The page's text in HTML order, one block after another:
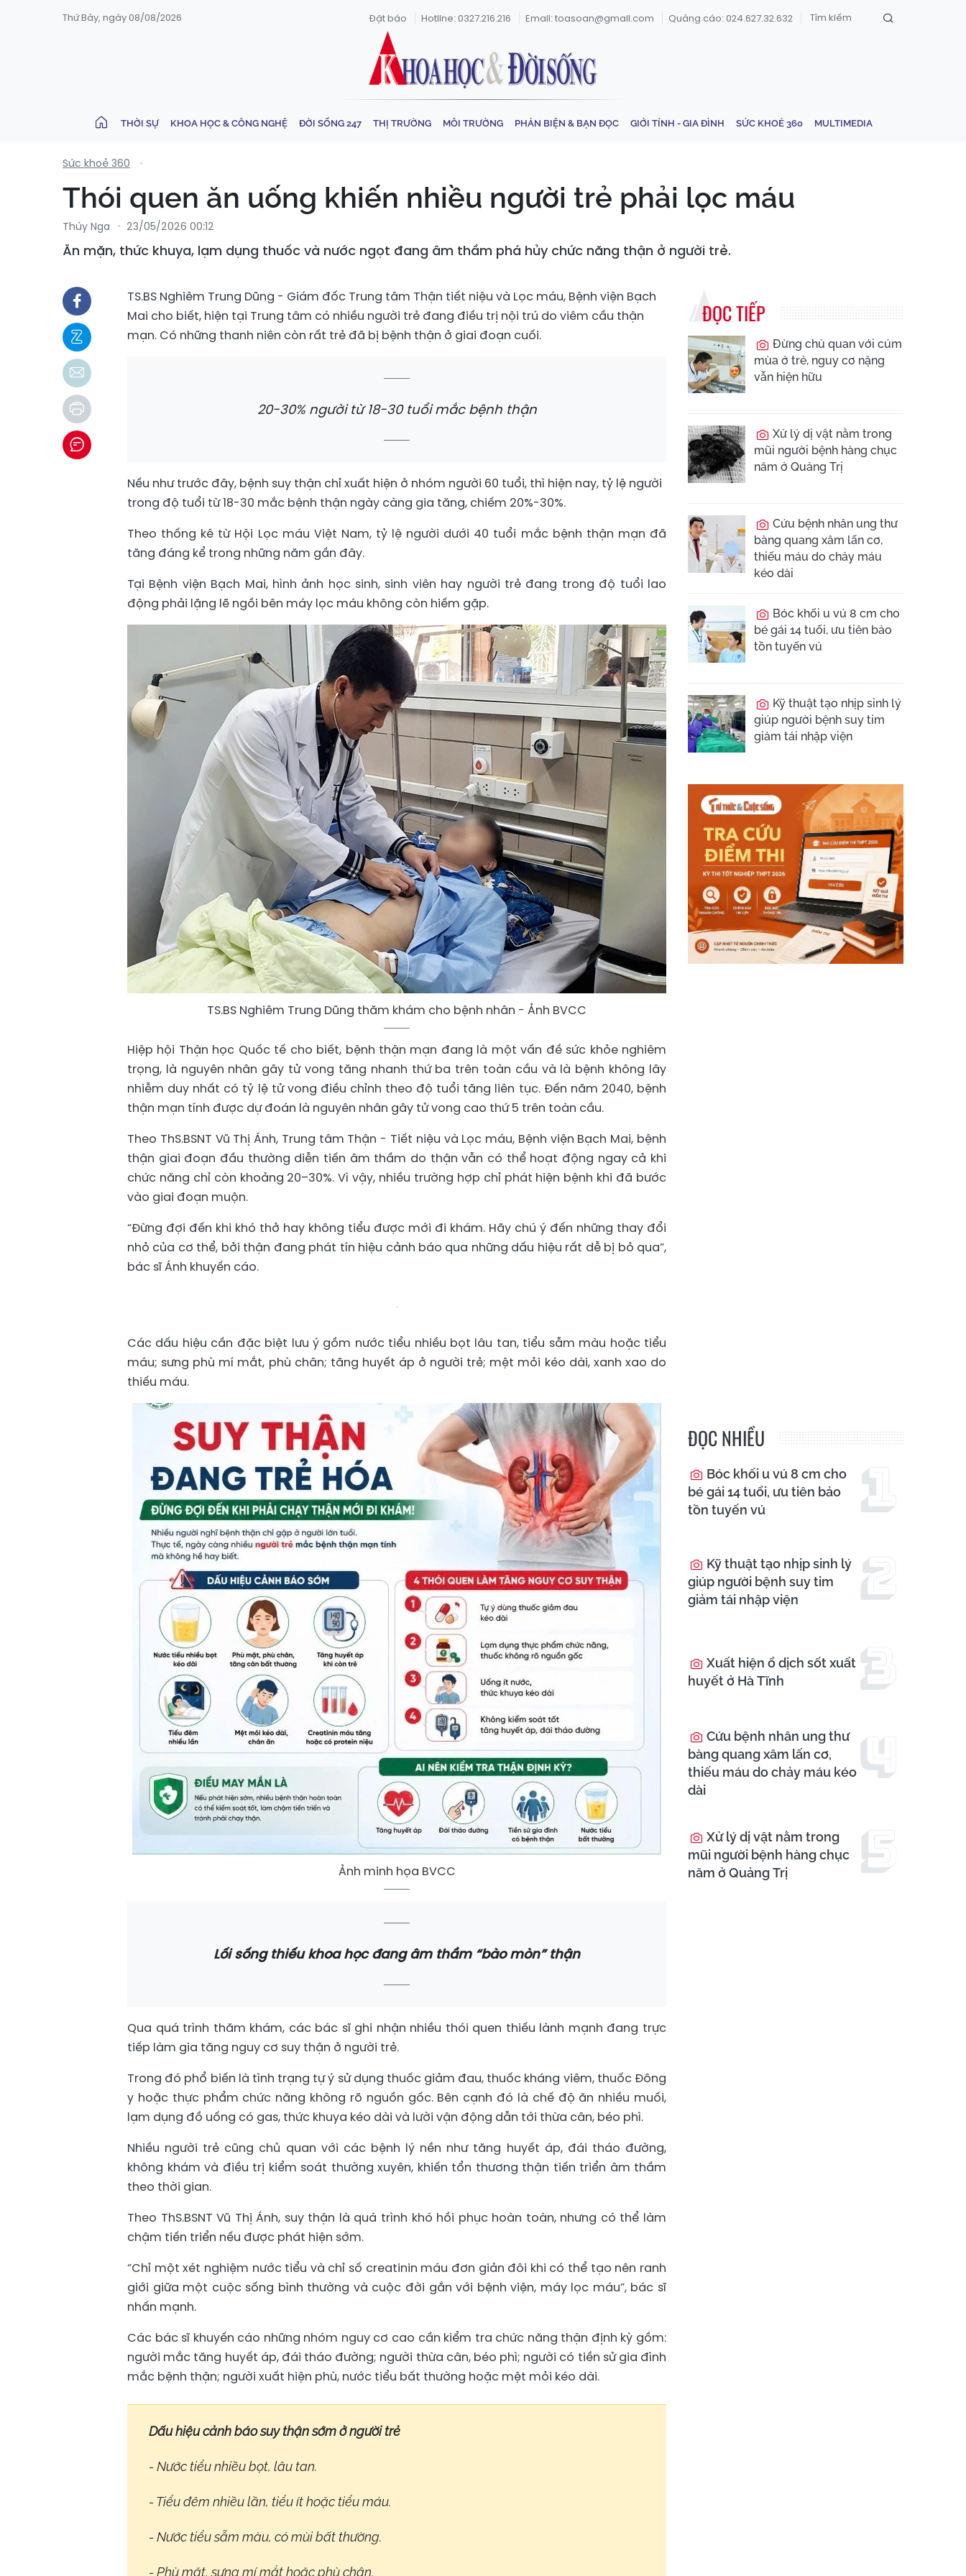
Thứ Bảy, ngày 08/08/2026 Đặt báo Hotline: 0327.216.216 Email: toasoan@gmail.com Quảng cáo: 024.627.32.632
THỜI SỰ KHOA HỌC & CÔNG NGHỆ ĐỜI SỐNG 247 THỊ TRƯỜNG MÔI TRƯỜNG PHẢN BIỆN & BẠN ĐỌC GIỚI TÍNH - GIA ĐÌNH SỨC KHOẺ 360 MULTIMEDIA
Sức khoẻ 360
Thói quen ăn uống khiến nhiều người trẻ phải lọc máu
Thúy Nga 23/05/2026 00:12
Ăn mặn, thức khuya, lạm dụng thuốc và nước ngọt đang âm thầm phá hủy chức năng thận ở người trẻ.
TS.BS Nghiêm Trung Dũng - Giám đốc Trung tâm Thận tiết niệu và Lọc máu, Bệnh viện Bạch
Mai cho biết, hiện tại Trung tâm có nhiều người trẻ đang điều trị nội trú do viêm cầu thận
mạn. Có những thanh niên còn rất trẻ đã bị bệnh thận ở giai đoạn cuối.
20-30% người từ 18-30 tuổi mắc bệnh thận
Nếu như trước đây, bệnh suy thận chỉ xuất hiện ở nhóm người 60 tuổi, thì hiện nay, tỷ lệ người
trong độ tuổi từ 18-30 mắc bệnh thận ngày càng gia tăng, chiếm 20%-30%.
Theo thống kê từ Hội Lọc máu Việt Nam, tỷ lệ người dưới 40 tuổi mắc bệnh thận mạn đã
tăng đáng kể trong những năm gần đây.
Tại Bệnh viện Bạch Mai, hình ảnh học sinh, sinh viên hay người trẻ đang trong độ tuổi lao
động phải lặng lẽ ngồi bên máy lọc máu không còn hiếm gặp.
TS.BS Nghiêm Trung Dũng thăm khám cho bệnh nhân - Ảnh BVCC
Hiệp hội Thận học Quốc tế cho biết, bệnh thận mạn đang là một vấn đề sức khỏe nghiêm
trọng, là nguyên nhân gây tử vong tăng nhanh thứ ba trên toàn cầu và là bệnh không lây
nhiễm duy nhất có tỷ lệ tử vong điều chỉnh theo độ tuổi tăng liên tục. Đến năm 2040, bệnh
thận mạn tính được dự đoán là nguyên nhân gây tử vong cao thứ 5 trên toàn cầu.
Theo ThS.BSNT Vũ Thị Ánh, Trung tâm Thận - Tiết niệu và Lọc máu, Bệnh viện Bạch Mai, bệnh
thận giai đoạn đầu thường diễn tiến âm thầm do thận vẫn có thể hoạt động ngay cả khi
chức năng chỉ còn khoảng 20–30%. Vì vậy, nhiều trường hợp chỉ phát hiện bệnh khi đã bước
vào giai đoạn muộn.
“Đừng đợi đến khi khó thở hay không tiểu được mới đi khám. Hãy chú ý đến những thay đổi
nhỏ của cơ thể, bởi thận đang phát tín hiệu cảnh báo qua những dấu hiệu rất dễ bị bỏ qua”,
bác sĩ Ánh khuyến cáo.
Các dấu hiệu cần đặc biệt lưu ý gồm nước tiểu nhiều bọt lâu tan, tiểu sẫm màu hoặc tiểu
máu; sưng phù mí mắt, phù chân; tăng huyết áp ở người trẻ; mệt mỏi kéo dài, xanh xao do
thiếu máu.
Ảnh minh họa BVCC
Lối sống thiếu khoa học đang âm thầm “bào mòn” thận
Qua quá trình thăm khám, các bác sĩ ghi nhận nhiều thói quen thiếu lành mạnh đang trực
tiếp làm gia tăng nguy cơ suy thận ở người trẻ.
Trong đó phổ biến là tình trạng tự ý sử dụng thuốc giảm đau, thuốc kháng viêm, thuốc Đông
y hoặc thực phẩm chức năng không rõ nguồn gốc. Bên cạnh đó là chế độ ăn nhiều muối,
lạm dụng đồ uống có gas, thức khuya kéo dài và lười vận động dẫn tới thừa cân, béo phì.
Nhiều người trẻ cũng chủ quan với các bệnh lý nền như tăng huyết áp, đái tháo đường,
không khám và điều trị kiểm soát thường xuyên, khiến tổn thương thận tiến triển âm thầm
theo thời gian.
Theo ThS.BSNT Vũ Thị Ánh, suy thận là quá trình khó hồi phục hoàn toàn, nhưng có thể làm
chậm tiến triển nếu được phát hiện sớm.
“Chỉ một xét nghiệm nước tiểu và chỉ số creatinin máu đơn giản đôi khi có thể tạo nên ranh
giới giữa một cuộc sống bình thường và cuộc đời gắn với bệnh viện, máy lọc máu”, bác sĩ
nhấn mạnh.
Các bác sĩ khuyến cáo những nhóm nguy cơ cao cần kiểm tra chức năng thận định kỳ gồm:
người mắc tăng huyết áp, đái tháo đường; người thừa cân, béo phì; người có tiền sử gia đình
mắc bệnh thận; người xuất hiện phù, nước tiểu bất thường hoặc mệt mỏi kéo dài.
Dấu hiệu cảnh báo suy thận sớm ở người trẻ
- Nước tiểu nhiều bọt, lâu tan.
- Tiểu đêm nhiều lần, tiểu ít hoặc tiểu máu.
- Nước tiểu sẫm màu, có mùi bất thường.
- Phù mặt, sưng mí mắt hoặc phù chân.
ĐỌC TIẾP
Đừng chủ quan với cúm
mùa ở trẻ, nguy cơ nặng
vẫn hiện hữu
Xử lý dị vật nằm trong
mũi người bệnh hàng chục
năm ở Quảng Trị
Cứu bệnh nhân ung thư
bàng quang xâm lấn cơ,
thiếu máu do chảy máu
kéo dài
Bóc khối u vú 8 cm cho
bé gái 14 tuổi, ưu tiên bảo
tồn tuyến vú
Kỹ thuật tạo nhịp sinh lý
giúp người bệnh suy tim
giảm tái nhập viện
ĐỌC NHIỀU
Bóc khối u vú 8 cm cho
bé gái 14 tuổi, ưu tiên bảo
tồn tuyến vú
Kỹ thuật tạo nhịp sinh lý
giúp người bệnh suy tim
giảm tái nhập viện
Xuất hiện ổ dịch sốt xuất
huyết ở Hà Tĩnh
Cứu bệnh nhân ung thư
bàng quang xâm lấn cơ,
thiếu máu do chảy máu kéo
dài
Xử lý dị vật nằm trong
mũi người bệnh hàng chục
năm ở Quảng Trị